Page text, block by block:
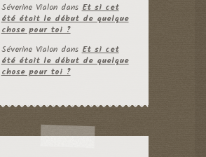
Séverine VialondansEt si cet
été était le début de quelque
chose pour toi ?
Séverine VialondansEt si cet
été était le début de quelque
chose pour toi ?